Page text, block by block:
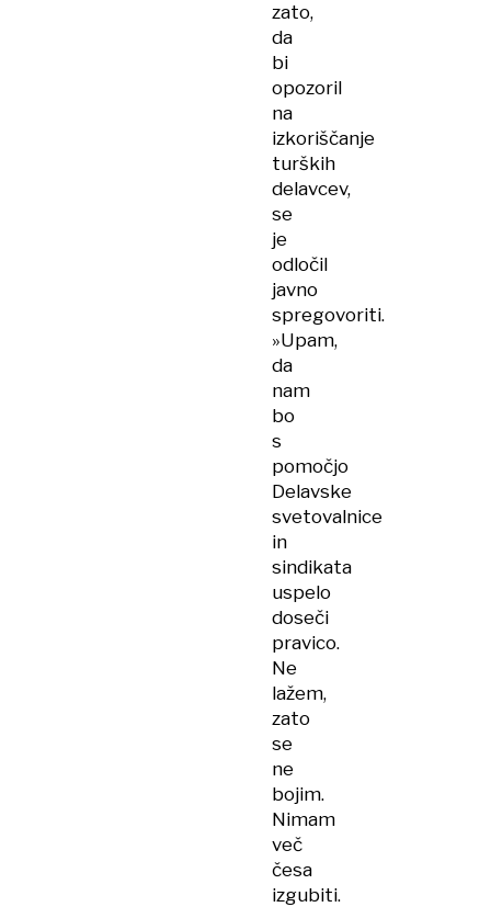
zato,
da
bi
opozoril
na
izkoriščanje
turških
delavcev,
se
je
odločil
javno
spregovoriti.
»Upam,
da
nam
bo
s
pomočjo
Delavske
svetovalnice
in
sindikata
uspelo
doseči
pravico.
Ne
lažem,
zato
se
ne
bojim.
Nimam
več
česa
izgubiti.